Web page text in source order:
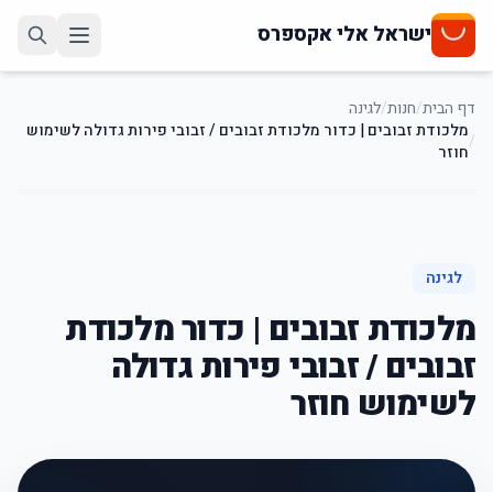
ישראל אלי אקספרס
דף הבית/חנות/לגינה
/מלכודת זבובים | כדור מלכודת זבובים / זבובי פירות גדולה לשימוש
חוזר
לגינה
מלכודת זבובים | כדור מלכודת
זבובים / זבובי פירות גדולה
לשימוש חוזר